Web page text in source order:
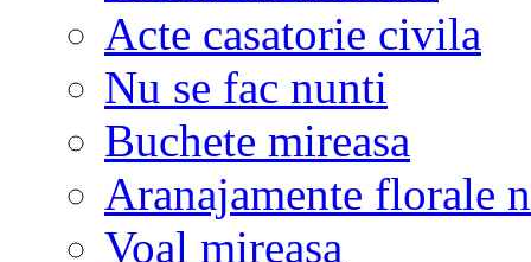
Acte casatorie civila
Nu se fac nunti
Buchete mireasa
Aranajamente florale
Voal mireasa